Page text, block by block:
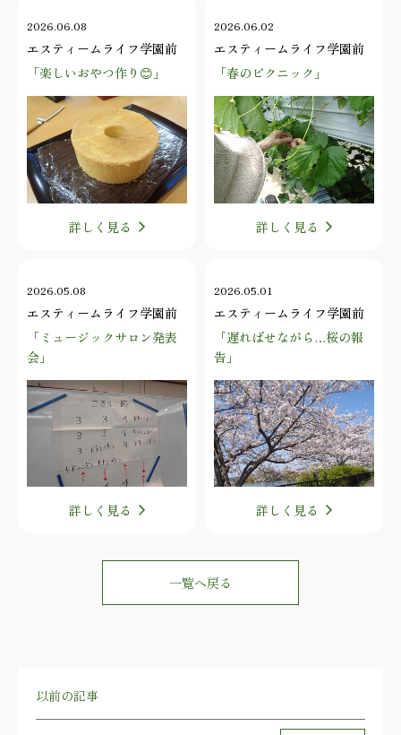
2026.06.08
エスティームライフ学園前
「楽しいおやつ作り😊」
詳しく見る
2026.06.02
エスティームライフ学園前
「春のピクニック」
詳しく見る
2026.05.08
エスティームライフ学園前
「ミュージックサロン発表
会」
詳しく見る
2026.05.01
エスティームライフ学園前
「遅ればせながら…桜の報
告」
詳しく見る
一覧へ戻る
以前の記事